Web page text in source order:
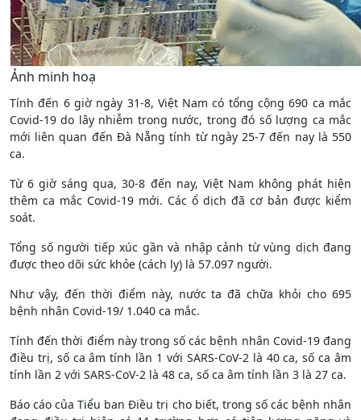
Ảnh minh hoạ
Tính đến 6 giờ ngày 31-8, Việt Nam có tổng cộng 690 ca mắc
Covid-19 do lây nhiễm trong nước, trong đó số lượng ca mắc
mới liên quan đến Đà Nẵng tính từ ngày 25-7 đến nay là 550
ca.
Từ 6 giờ sáng qua, 30-8 đến nay, Việt Nam không phát hiện
thêm ca mắc Covid-19 mới. Các ổ dịch đã cơ bản được kiểm
soát.
Tổng số người tiếp xúc gần và nhập cảnh từ vùng dịch đang
được theo dõi sức khỏe (cách ly) là 57.097 người.
Như vậy, đến thời điểm này, nước ta đã chữa khỏi cho 695
bệnh nhân Covid-19/ 1.040 ca mắc.
Tính đến thời điểm này trong số các bệnh nhân Covid-19 đang
điều trị, số ca âm tính lần 1 với SARS-CoV-2 là 40 ca, số ca âm
tính lần 2 với SARS-CoV-2 là 48 ca, số ca âm tính lần 3 là 27 ca.
Báo cáo của Tiểu ban Điều trị cho biết, trong số các bệnh nhân